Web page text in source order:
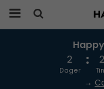
Produktet
2
Dager
→